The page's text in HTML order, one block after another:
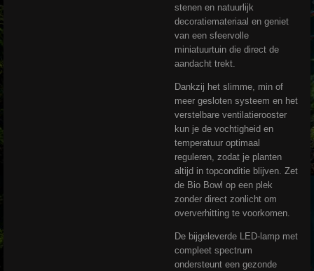
stenen en natuurlijk
decoratiemateriaal en geniet
van een sfeervolle
miniatuurtuin die direct de
aandacht trekt.
Dankzij het slimme, min of
meer gesloten systeem en het
verstelbare ventilatierooster
kun je de vochtigheid en
temperatuur optimaal
reguleren, zodat je planten
altijd in topconditie blijven. Zet
de Bio Bowl op een plek
zonder direct zonlicht om
oververhitting te voorkomen.
De bijgeleverde LED-lamp met
compleet spectrum
ondersteunt een gezonde